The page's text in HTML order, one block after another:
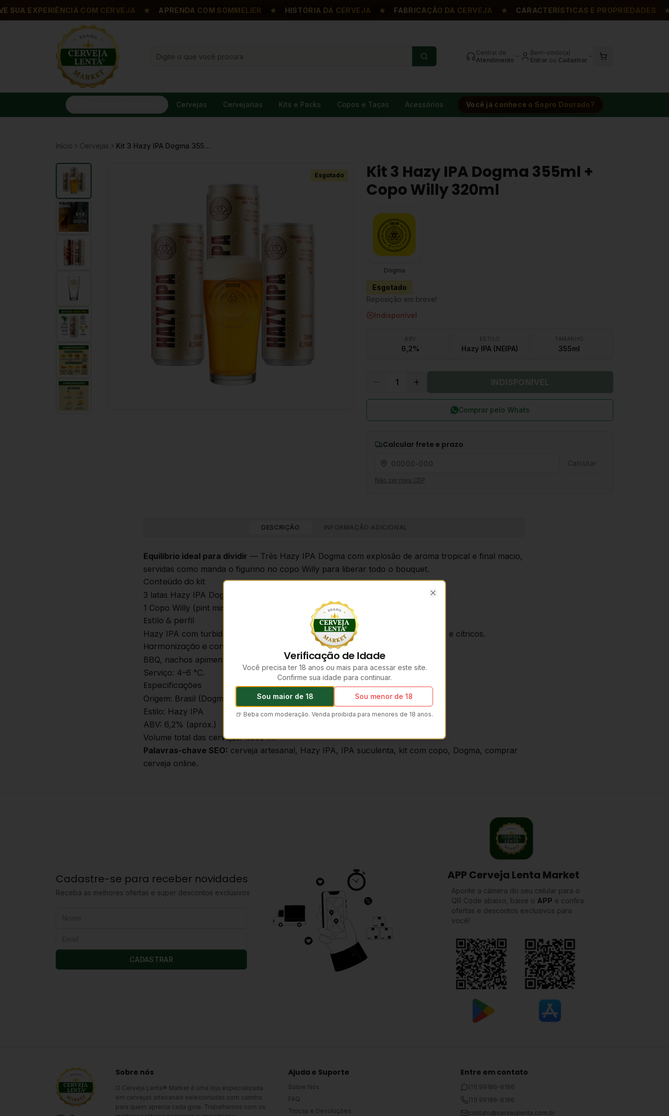
EXPERIÊNCIA COM CERVEJA APRENDA COM SOMMELIER HISTÓRIA DA CERVEJA FABRICAÇÃO DA CERVEJA CARACTERÍSTICAS E PROPRIEDADES
Central de
Atendimento
Bem-vindo(a)
Entrar ou Cadastrar
Cervejas Cervejarias Kits e Packs Copos e Taças Acessórios Você já conhece o Sopro Dourado?
Início Cervejas Kit 3 Hazy IPA Dogma 355ml + Copo Willy 320ml
Esgotado
Kit 3 Hazy IPA Dogma 355ml +
Copo Willy 320ml
Dogma
Esgotado
Reposição em breve!
Indisponível
ABV
6,2%
ESTILO
Hazy IPA (NEIPA)
TAMANHO
355ml
1
Comprar pelo Whats
Calcular frete e prazo
Não sei meu CEP
DESCRIÇÃO INFORMAÇÃO ADICIONAL
Equilíbrio ideal para dividir — Três Hazy IPA Dogma com explosão de aroma tropical e final macio,
servidas como manda o figurino no copo Willy para liberar todo o bouquet.
Conteúdo do kit
3 latas Hazy IPA Dogma – 355 ml cada
1 Copo Willy (pint mini) – 320 ml
Estilo & perfil
Hazy IPA com turbidez e cremosidade, destaque para notas de manga, pêssego e cítricos.
Harmonização e consumo
BBQ, nachos apimentados, burritos, queijo cheddar e gouda.
Serviço: 4–6 °C.
Especificações
Origem: Brasil (Dogma)
Estilo: Hazy IPA
ABV: 6,2% (aprox.)
Volume total das cervejas: 1.065 ml
Palavras-chave SEO: cerveja artesanal, Hazy IPA, IPA suculenta, kit com copo, Dogma, comprar
cerveja online.
Cadastre-se para receber novidades
Receba as melhores ofertas e super descontos exclusivos
CADASTRAR
APP Cerveja Lenta Market
Aponte a câmera do seu celular para o
QR Code abaixo, baixe o APP e confira
ofertas e descontos exclusivos para
você!
Sobre nós
O Cerveja Lenta® Market é uma loja especializada
em cervejas artesanais selecionadas com carinho
para quem aprecia cada gole. Trabalhamos com os
Ajuda e Suporte
Sobre Nós
FAQ
Trocas e Devoluções
Entre em contato
(11) 99186-6186
(11) 99186-6186
contato@cervejalenta.com.br
Verificação de Idade
Você precisa ter 18 anos ou mais para acessar este site.
Confirme sua idade para continuar.
Sou maior de 18 Sou menor de 18
🍺 Beba com moderação. Venda proibida para menores de 18 anos.